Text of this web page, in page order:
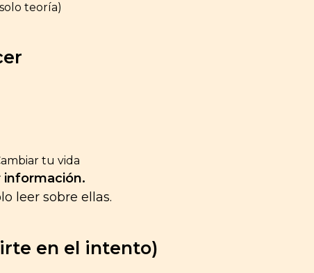
teoría)
tu vida
información.
leer sobre ellas.
en el intento)